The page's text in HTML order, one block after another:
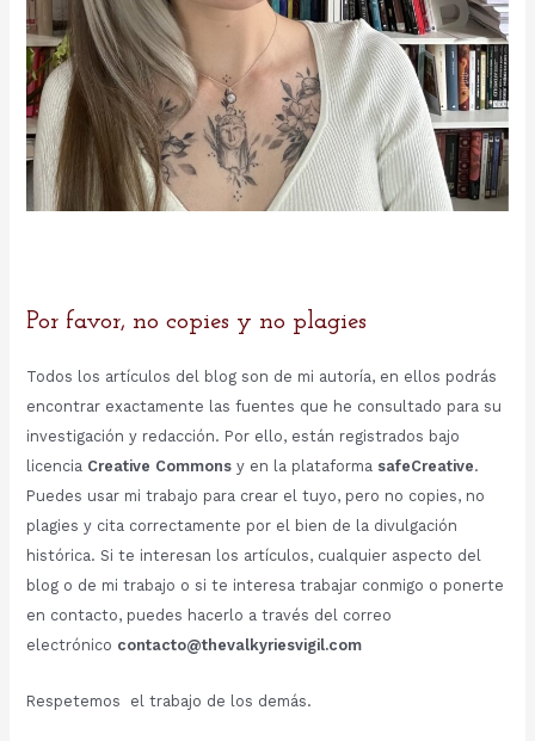
Por favor, no copies y no plagies
Todos los artículos del blog son de mi autoría, en ellos podrás
encontrar exactamente las fuentes que he consultado para su
investigación y redacción. Por ello, están registrados bajo
licencia Creative Commonsy en la plataforma safeCreative.
Puedes usar mi trabajo para crear el tuyo, pero no copies, no
plagies y cita correctamente por el bien de la divulgación
histórica. Si te interesan los artículos, cualquier aspecto del
blog o de mi trabajo o si te interesa trabajar conmigo o ponerte
en contacto, puedes hacerlo a través del correo
electrónico contacto@thevalkyriesvigil.com
Respetemos el trabajo de los demás.